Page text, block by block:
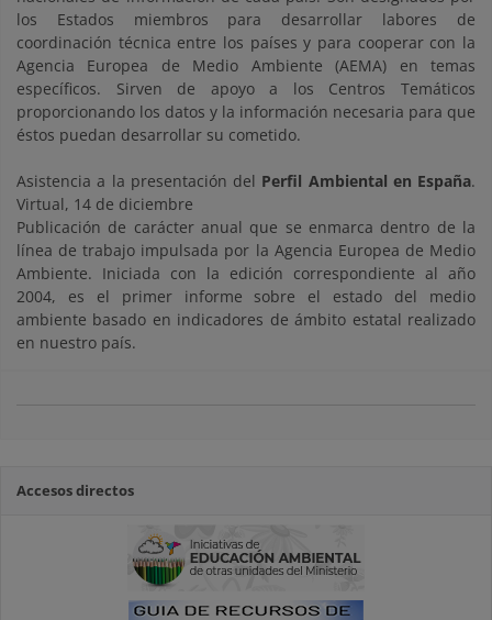
los Estados miembros para desarrollar labores de
coordinación técnica entre los países y para cooperar con la
Agencia Europea de Medio Ambiente (AEMA) en temas
específicos. Sirven de apoyo a los Centros Temáticos
proporcionando los datos y la información necesaria para que
éstos puedan desarrollar su cometido.
Asistencia a la presentación del Perfil Ambiental en España.
Virtual, 14 de diciembre
Publicación de carácter anual que se enmarca dentro de la
línea de trabajo impulsada por la Agencia Europea de Medio
Ambiente. Iniciada con la edición correspondiente al año
2004, es el primer informe sobre el estado del medio
ambiente basado en indicadores de ámbito estatal realizado
en nuestro país.
Accesos directos